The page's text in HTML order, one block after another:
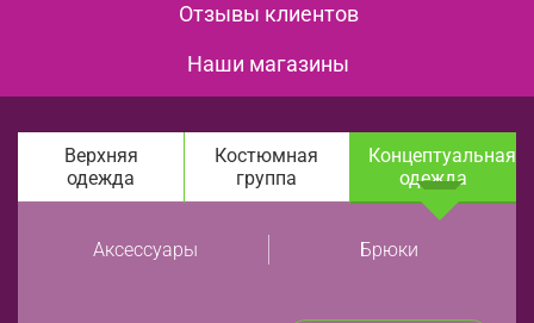
Отзывы клиентов
Наши магазины
Верхняя
одежда
Костюмная
группа
Концептуальная
одежда
Аксессуары Брюки